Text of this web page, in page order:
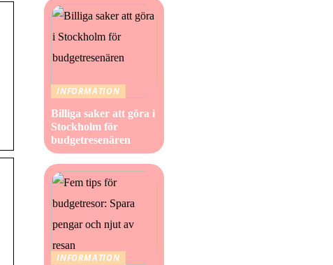
INFORMATION
Billiga saker att göra i
Stockholm för
budgetresenären
INFORMATION